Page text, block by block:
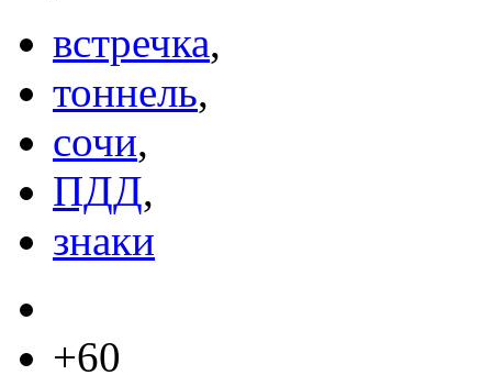
встречка,
тоннель,
сочи,
ПДД,
знаки
+60